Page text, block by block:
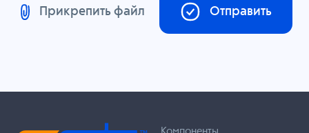
Прикрепить файл Отправить